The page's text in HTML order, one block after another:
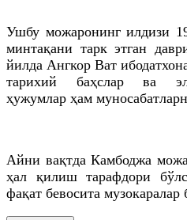
Ушбу можаронинг илдизи
минтақани тарк этган
йилда Ангкор Ват
тарихий баҳслар ва
ҳужумлар ҳам
Айни вақтда Камбоджа
ҳал қилиш тарафдори
фақат бевосита